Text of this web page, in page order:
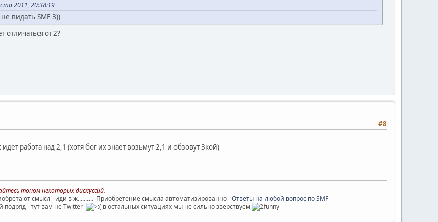
2011, 20:38:19
видать SMF 3))
отличаться от 2?
#8
идет работа над 2,1 (хотя бог их знает возьмут 2,1 и обзовут 3кой)
тоном некоторых дискуссий.
смысл - иди в ж.......... Приобретение смысла автоматизированно -Ответы на любой вопрос по SMF
- тут вам не Twitter
в остальных ситуациях мы не сильно зверствуем